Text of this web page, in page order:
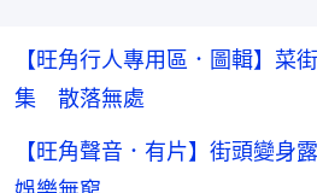
【旺角行人專用區．圖輯】
集 散落無處
【旺角聲音．有片】街頭變